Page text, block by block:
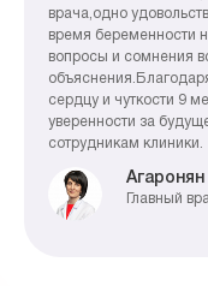
врача,одно
время беременности
вопросы и сомнения
сердцу и чуткости 9
уверенности за
сотрудникам клиники.
Главный